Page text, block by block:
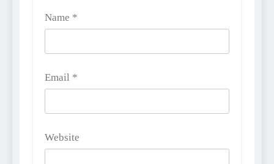
Name *
Email *
Website